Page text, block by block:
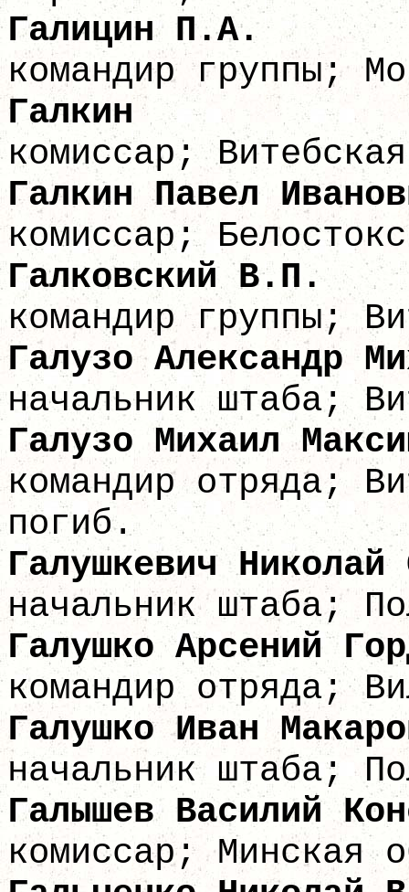
командир группы;
комиссар;
Галкин
комиссар;
командир группы;
Галузо
начальник штаба;
Галузо
командир отряда;
погиб.
Галушкевич
начальник штаба;
Галушко
командир отряда;
Галушко
начальник штаба;
Галышев Василий
комиссар; Минская